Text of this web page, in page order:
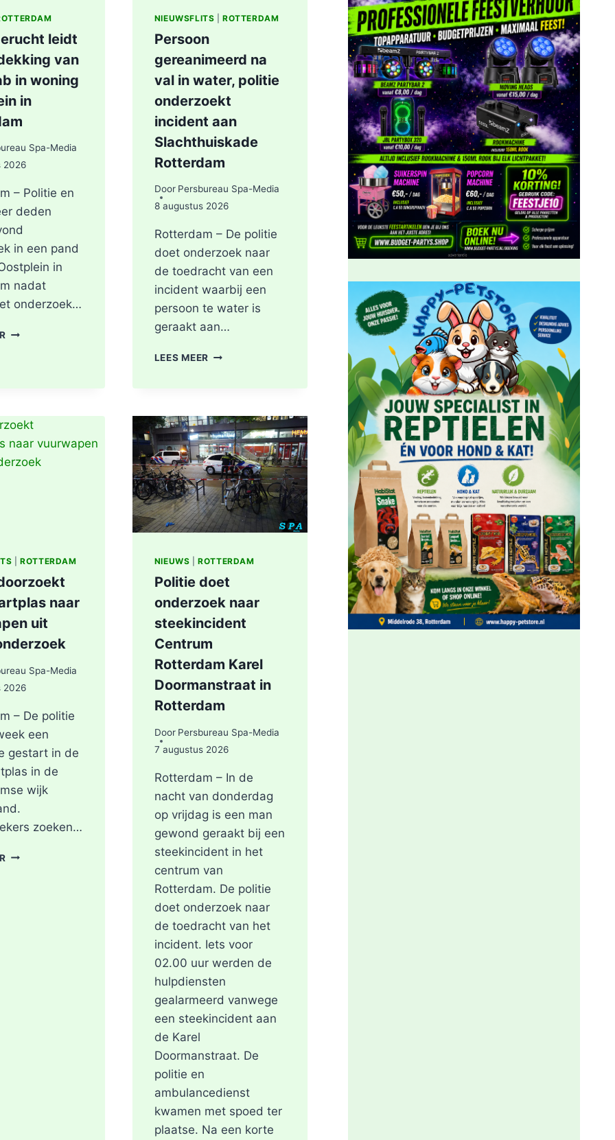
leidt
van
in woning
in
Spa-Media
2026
– Politie en
deden
in een pand
in
nadat
onderzoek…
BRANDGERUCHT
IN
WONING
OOSTPLEIN
IN
NIEUWSFLITS |ROTTERDAM
Persoon
gereanimeerd na
val in water, politie
onderzoekt
incident aan
Slachthuiskade
Rotterdam
Door Persbureau Spa-Media
8 augustus 2026
Rotterdam – De politie
doet onderzoek naar
de toedracht van een
incident waarbij een
persoon te water is
geraakt aan…
LEES MEERPERSOON
WATER,
POLITIE
ONDERZOEKT
INCIDENT
AAN
SLACHTHUISKADE
ROTTERDAM
|ROTTERDAM
naar
uit
Spa-Media
2026
– De politie
een
gestart in de
in de
wijk
zoeken…
POLITIE
NIEUWS |ROTTERDAM
Politie doet
onderzoek naar
steekincident
Centrum
Rotterdam Karel
Doormanstraat in
Rotterdam
Door Persbureau Spa-Media
7 augustus 2026
Rotterdam – In de
nacht van donderdag
op vrijdag is een man
gewond geraakt bij een
steekincident in het
centrum van
Rotterdam. De politie
doet onderzoek naar
de toedracht van het
incident. Iets voor
02.00 uur werden de
hulpdiensten
gealarmeerd vanwege
een steekincident aan
de Karel
Doormanstraat. De
politie en
ambulancedienst
kwamen met spoed ter
plaatse. Na een korte